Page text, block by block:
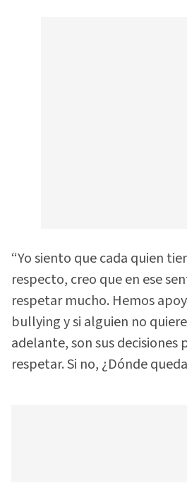
“Yo siento que cada quien
respecto, creo que en ese
respetar mucho. Hemos
bullying y si alguien no
adelante, son sus decisiones
respetar. Si no, ¿Dónde